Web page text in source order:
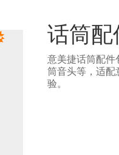
话筒配
意美捷话筒配件
筒音头等，适配
验。